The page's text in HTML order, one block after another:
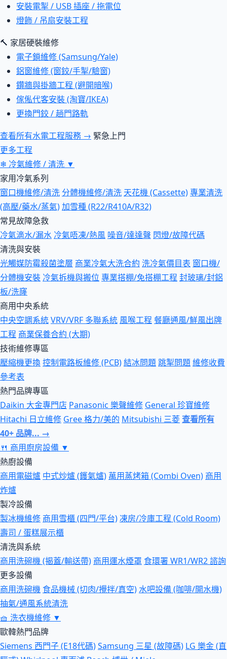
安裝電掣 / USB 插座 / 拖電位
燈飾 / 吊扇安裝工程
🔨 家居硬裝維修
電子鎖維修 (Samsung/Yale)
鋁窗維修 (窗鉸/手掣/驗窗)
鑽牆與掛牆工程 (避開暗喉)
傢俬代客安裝 (淘寶/IKEA)
更換門鉸 / 趟門路軌
查看所有水電工程服務 → 緊急上門
更多工程
❄ 冷氣維修 / 清洗 ▼
家用冷氣系列
窗口機維修/清洗 分體機維修/清洗 天花機 (Cassette)專業清洗
(高壓/藥水/蒸氣)加雪種 (R22/R410A/R32)
常見故障急救
冷氣滴水/漏水 冷氣唔凍/熱風 噪音/達達聲 閃燈/故障代碼
清洗與安裝
光觸媒防霉殺菌塗層 商業冷氣大洗合約 洗冷氣價目表 窗口機/
分體機安裝 冷氣拆機與搬位 專業搭棚/免搭棚工程 封玻璃/封鋁
板/洗窿
商用中央系統
中央空調系統VRV/VRF 多聯系統 風喉工程 餐廳通風/鮮風出牌
工程 商業保養合約 (大期)
技術維修專區
壓縮機更換控制電路板維修 (PCB)結冰問題跳掣問題維修收費
參考表
熱門品牌專區
Daikin 大金專門店 Panasonic 樂聲維修 General 珍寶維修
Hitachi 日立維修 Gree 格力/美的 Mitsubishi 三菱查看所有
40+ 品牌... →
🍴 商用廚房設備 ▼
熱廚設備
商用電磁爐 中式炒爐 (鑊氣爐) 萬用蒸烤箱 (Combi Oven) 商用
炸爐
製冷設備
製冰機維修 商用雪櫃 (四門/平台)凍房/冷庫工程 (Cold Room)
壽司 / 蛋糕展示櫃
清洗與系統
商用洗碗機 (揭蓋/輸送帶) 商用運水煙罩 食環署 WR1/WR2 諮詢
更多設備
商用洗碗機 食品機械 (切肉/攪拌/真空)水吧設備 (咖啡/開水機)
抽氣/通風系統清洗
🧺 洗衣機維修 ▼
歐韓熱門品牌
Siemens 西門子 (E18代碼)Samsung 三星 (故障碼) LG 樂金 (直